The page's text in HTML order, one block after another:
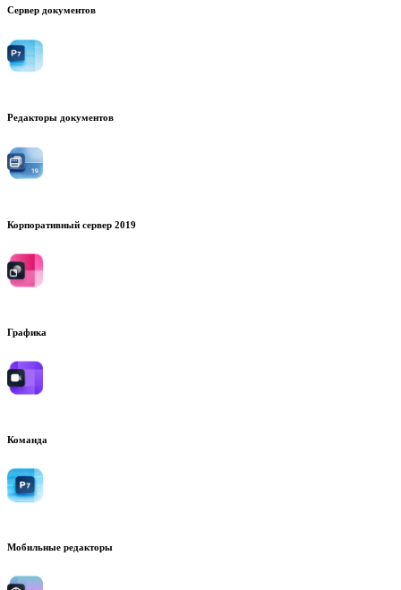
Сервер документов
Редакторы документов
Корпоративный сервер 2019
Графика
Команда
Мобильные редакторы